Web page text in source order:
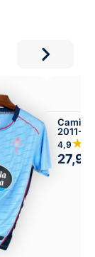
2011-
4,9
27,99